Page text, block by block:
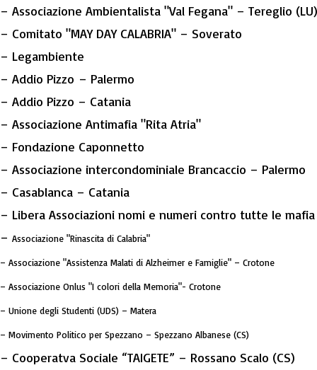
– Associazione Ambientalista "Val Fegana" – Tereglio (LU)
– Comitato "MAY DAY CALABRIA" – Soverato
– Legambiente
– Addio Pizzo – Palermo
– Addio Pizzo – Catania
– Associazione Antimafia "Rita Atria"
– Fondazione Caponnetto
– Associazione intercondominiale Brancaccio – Palermo
– Casablanca – Catania
– Libera Associazioni nomi e numeri contro tutte le
– Associazione "Rinascita di Calabria"
– Associazione "Assistenza Malati di Alzheimer e Famiglie" – Crotone
– Associazione Onlus "I colori della Memoria"- Crotone
– Unione degli Studenti (UDS) – Matera
– Movimento Politico per Spezzano – Spezzano Albanese (CS)
– Cooperatva Sociale “TAIGETE” – Rossano Scalo (CS)